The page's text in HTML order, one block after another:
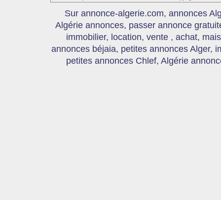
Sur annonce-algerie.com, annonces
Algérie annonces, passer annonce
immobilier, location, vente , achat,
annonces béjaia, petites annonces Alger,
petites annonces Chlef, Algérie